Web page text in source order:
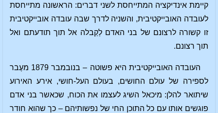
קיימת אינדיקציה המתייחסת לשני דברים: הראשונה מתייחסת
לעובדה האובייקטיבית, והשניה לדרך שבה עובדה אובייקטיבית
זו קשורה לרצונם של בני האדם לְקַבלה אל תוך תודעתם ואל
תוך רצונם.
העובדה האובייקטיבית היא פשוטה – בנובמבר 1879 מעֶבר
לספירה של עולם החושים, בעולם העל-חושי, אירע האירוע
שיתואר להלן: מיכאל השיג לעצמו את הכוח, שכאשר בני אדם
פוגשים אותו עם כל התוכן החי של נפשותיהם – כך שהוא חודר